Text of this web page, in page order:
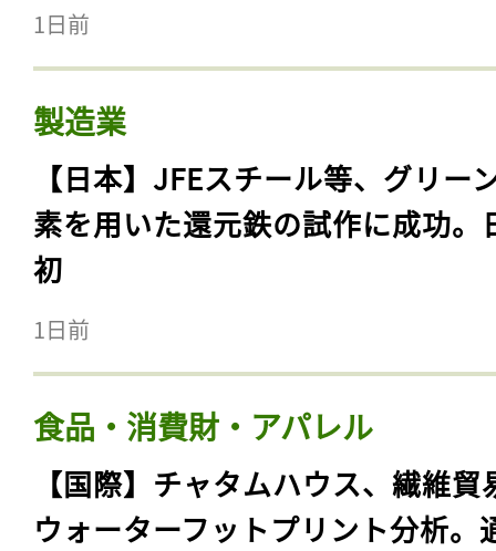
1日前
製造業
【日本】JFEスチール等、グリー
素を用いた還元鉄の試作に成功。
初
1日前
食品・消費財・アパレル
【国際】チャタムハウス、繊維貿
ウォーターフットプリント分析。